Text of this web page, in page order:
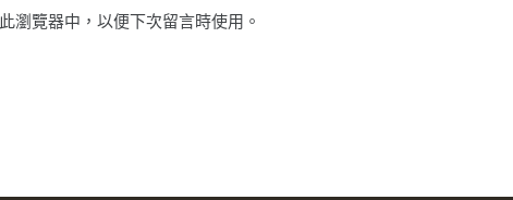
瀏覽器中，以便下次留言時使用。